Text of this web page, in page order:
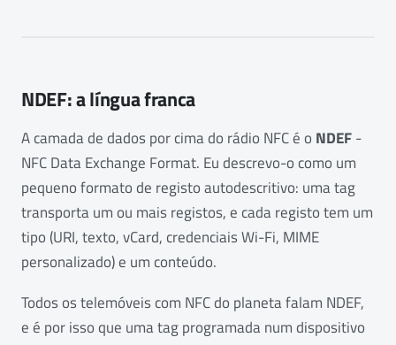
NDEF: a língua franca
A camada de dados por cima do rádio NFC é o NDEF-
NFC Data Exchange Format. Eu descrevo-o como um
pequeno formato de registo autodescritivo: uma tag
transporta um ou mais registos, e cada registo tem um
tipo (URI, texto, vCard, credenciais Wi-Fi, MIME
personalizado) e um conteúdo.
Todos os telemóveis com NFC do planeta falam NDEF,
e é por isso que uma tag programada num dispositivo